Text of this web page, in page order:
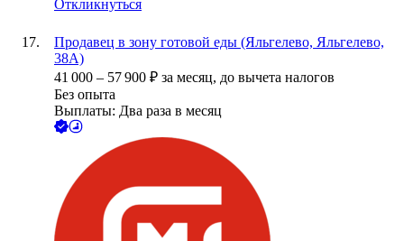
Откликнуться
Продавец в зону готовой еды (Яльгелево, Яльгелево,
38А)
41 000 – 57 900 ₽ за месяц, до вычета налогов
Без опыта
Выплаты: Два раза в месяц